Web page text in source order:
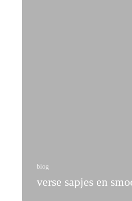
blog
verse sapjes en